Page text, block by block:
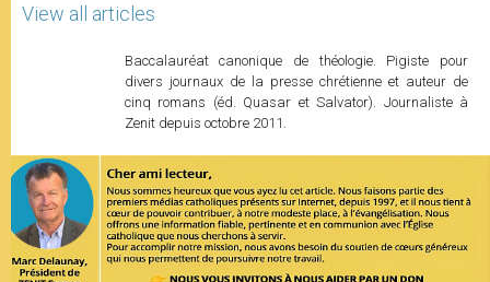
View all articles
Baccalauréat canonique de théologie. Pigiste pour
divers journaux de la presse chrétienne et auteur de
cinq romans (éd. Quasar et Salvator). Journaliste à
Zenit depuis octobre 2011.